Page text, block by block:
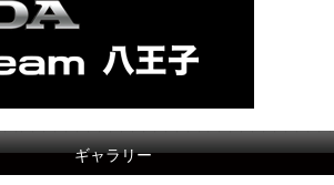
ギャラリー